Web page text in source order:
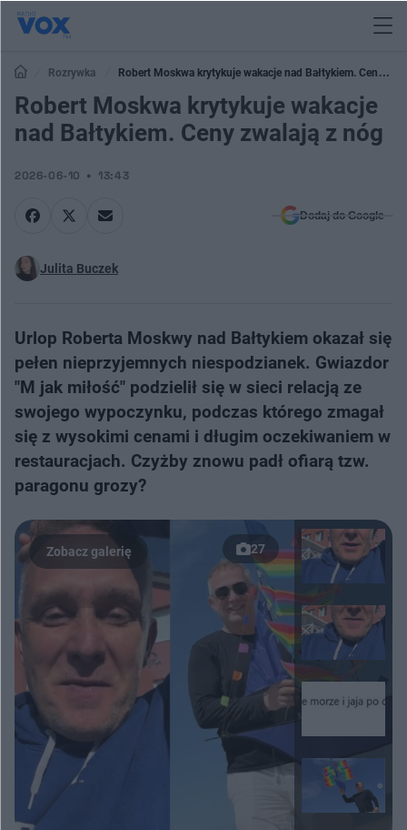
Rozrywka
Robert Moskwa krytykuje wakacje nad Bałtykiem. Ceny
zwalają z nóg
Robert Moskwa krytykuje wakacje
nad Bałtykiem. Ceny zwalają z nóg
2026-06-10 13:43
Dodaj do Google
Julita Buczek
Urlop Roberta Moskwy nad Bałtykiem okazał się
pełen nieprzyjemnych niespodzianek. Gwiazdor
"M jak miłość" podzielił się w sieci relacją ze
swojego wypoczynku, podczas którego zmagał
się z wysokimi cenami i długim oczekiwaniem w
restauracjach. Czyżby znowu padł ofiarą tzw.
paragonu grozy?
27